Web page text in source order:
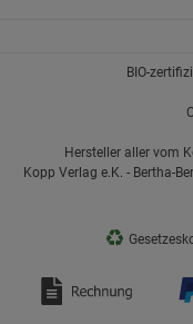
BIO-
Hersteller aller vom
Kopp Verlag e.K. - Bertha-
♻
Marketing